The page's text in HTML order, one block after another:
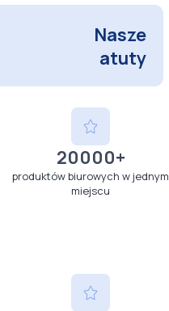
Nasze
atuty
20000+
produktów biurowych w jednym
miejscu